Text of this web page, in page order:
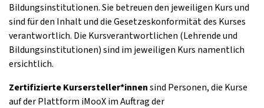
Bildungsinstitutionen. Sie betreuen den jeweiligen Kurs und
sind für den Inhalt und die Gesetzeskonformität des Kurses
verantwortlich. Die Kursverantwortlichen (Lehrende und
Bildungsinstitutionen) sind im jeweiligen Kurs namentlich
ersichtlich.
Zertifizierte Kursersteller*innensind Personen, die Kurse
auf der Plattform iMooX im Auftrag der